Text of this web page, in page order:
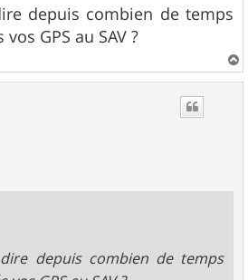
depuis combien de temps
GPS au SAV ?
a
depuis combien de temps